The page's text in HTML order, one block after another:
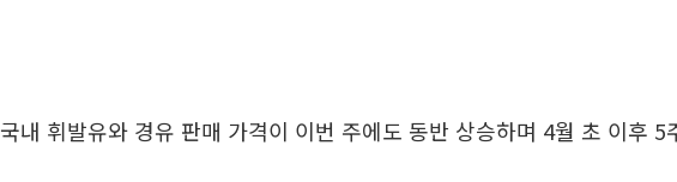
국내 휘발유와 경유 판매 가격이 이번 주에도 동반 상승하며 4월 초 이후 5